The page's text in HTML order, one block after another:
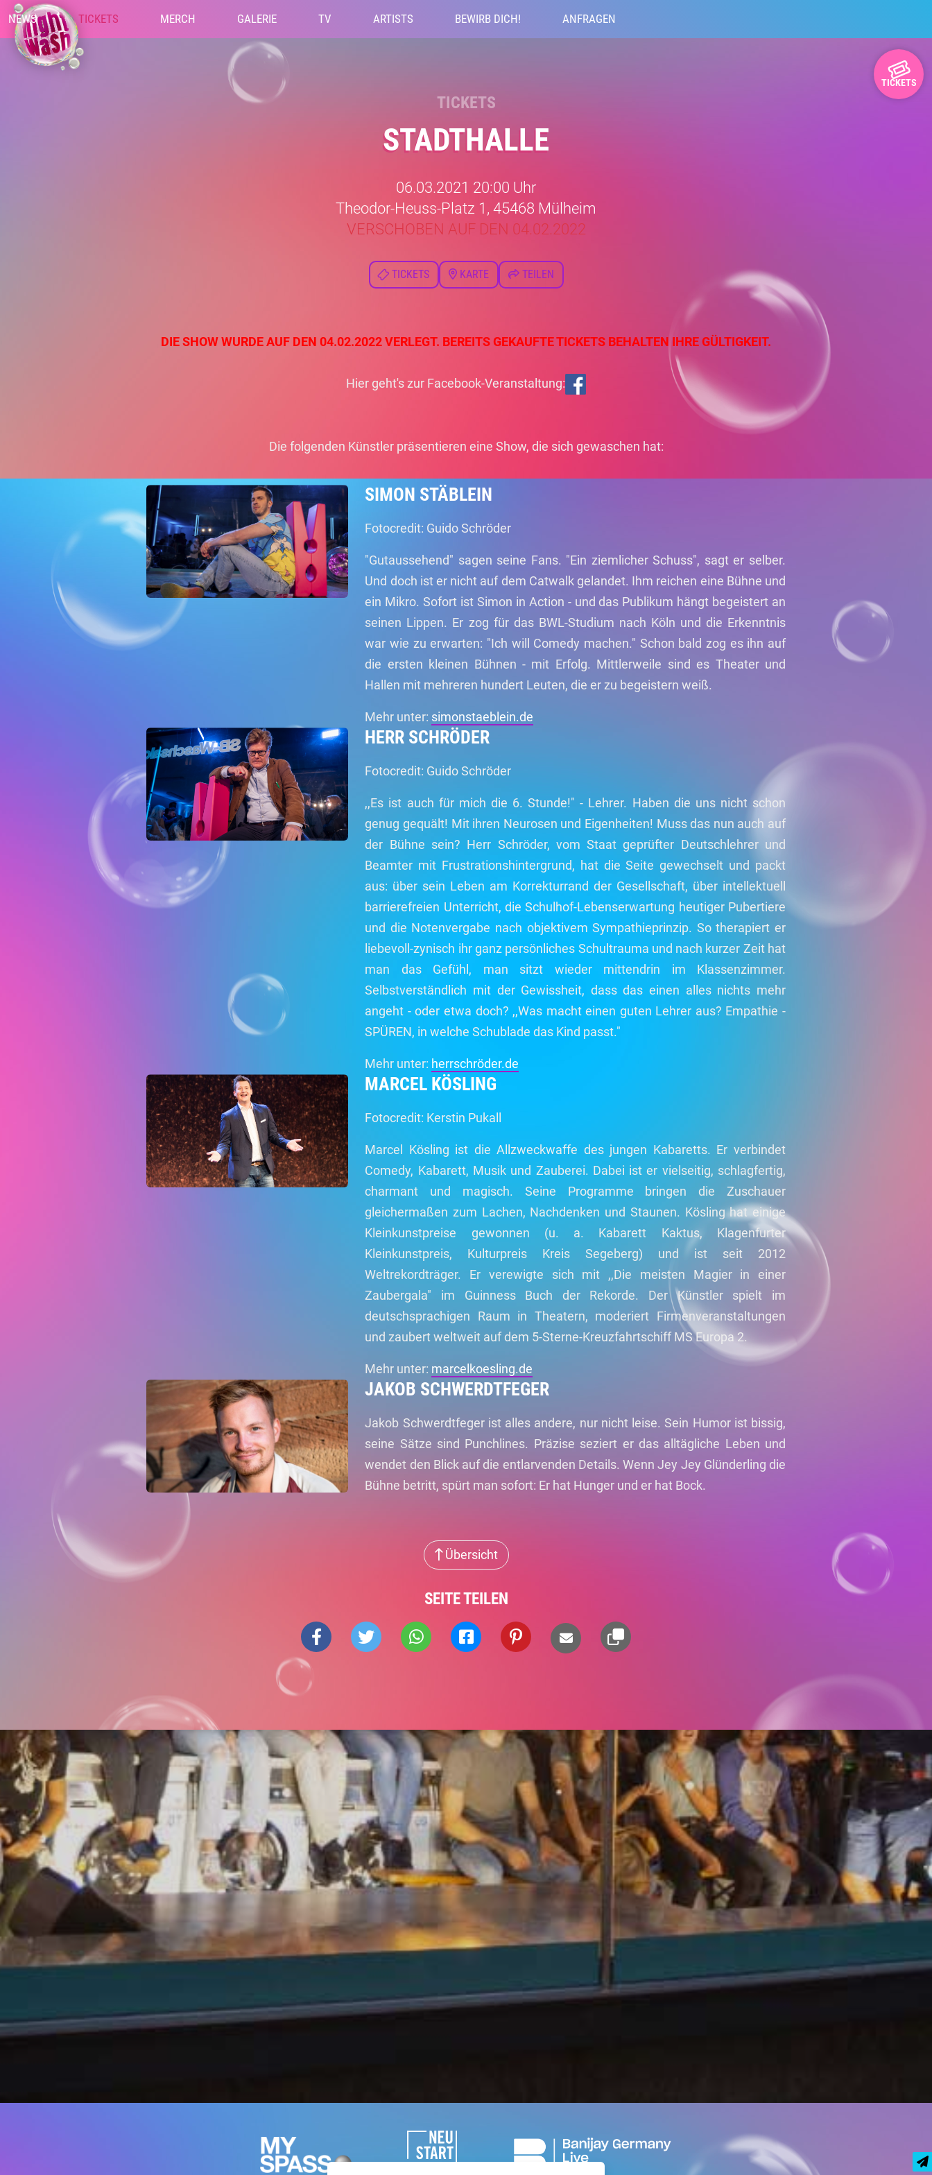
NEWS TICKETS MERCH GALERIE TV ARTISTS BEWIRB DICH! ANFRAGEN
TICKETS
TICKETS
STADTHALLE
06.03.2021 20:00 Uhr
Theodor-Heuss-Platz 1, 45468 Mülheim
VERSCHOBEN AUF DEN 04.02.2022
TICKETS KARTE TEILEN
DIE SHOW WURDE AUF DEN 04.02.2022 VERLEGT. BEREITS GEKAUFTE TICKETS BEHALTEN IHRE GÜLTIGKEIT.
Hier geht's zur Facebook-Veranstaltung:
Die folgenden Künstler präsentieren eine Show, die sich gewaschen hat:
SIMON STÄBLEIN
Fotocredit: Guido Schröder
"Gutaussehend" sagen seine Fans. "Ein ziemlicher Schuss", sagt er selber.
Und doch ist er nicht auf dem Catwalk gelandet. Ihm reichen eine Bühne und
ein Mikro. Sofort ist Simon in Action - und das Publikum hängt begeistert an
seinen Lippen. Er zog für das BWL-Studium nach Köln und die Erkenntnis
war wie zu erwarten: "Ich will Comedy machen." Schon bald zog es ihn auf
die ersten kleinen Bühnen - mit Erfolg. Mittlerweile sind es Theater und
Hallen mit mehreren hundert Leuten, die er zu begeistern weiß.
Mehr unter: simonstaeblein.de
HERR SCHRÖDER
Fotocredit: Guido Schröder
,,Es ist auch für mich die 6. Stunde!" - Lehrer. Haben die uns nicht schon
genug gequält! Mit ihren Neurosen und Eigenheiten! Muss das nun auch auf
der Bühne sein? Herr Schröder, vom Staat geprüfter Deutschlehrer und
Beamter mit Frustrationshintergrund, hat die Seite gewechselt und packt
aus: über sein Leben am Korrekturrand der Gesellschaft, über intellektuell
barrierefreien Unterricht, die Schulhof-Lebenserwartung heutiger Pubertiere
und die Notenvergabe nach objektivem Sympathieprinzip. So therapiert er
liebevoll-zynisch ihr ganz persönliches Schultrauma und nach kurzer Zeit hat
man das Gefühl, man sitzt wieder mittendrin im Klassenzimmer.
Selbstverständlich mit der Gewissheit, dass das einen alles nichts mehr
angeht - oder etwa doch? ,,Was macht einen guten Lehrer aus? Empathie -
SPÜREN, in welche Schublade das Kind passt."
Mehr unter: herrschröder.de
MARCEL KÖSLING
Fotocredit: Kerstin Pukall
Marcel Kösling ist die Allzweckwaffe des jungen Kabaretts. Er verbindet
Comedy, Kabarett, Musik und Zauberei. Dabei ist er vielseitig, schlagfertig,
charmant und magisch. Seine Programme bringen die Zuschauer
gleichermaßen zum Lachen, Nachdenken und Staunen. Kösling hat einige
Kleinkunstpreise gewonnen (u. a. Kabarett Kaktus, Klagenfurter
Kleinkunstpreis, Kulturpreis Kreis Segeberg) und ist seit 2012
Weltrekordträger. Er verewigte sich mit ,,Die meisten Magier in einer
Zaubergala" im Guinness Buch der Rekorde. Der Künstler spielt im
deutschsprachigen Raum in Theatern, moderiert Firmenveranstaltungen
und zaubert weltweit auf dem 5-Sterne-Kreuzfahrtschiff MS Europa 2.
Mehr unter: marcelkoesling.de
JAKOB SCHWERDTFEGER
Jakob Schwerdtfeger ist alles andere, nur nicht leise. Sein Humor ist bissig,
seine Sätze sind Punchlines. Präzise seziert er das alltägliche Leben und
wendet den Blick auf die entlarvenden Details. Wenn Jey Jey Glünderling die
Bühne betritt, spürt man sofort: Er hat Hunger und er hat Bock.
Übersicht
SEITE TEILEN